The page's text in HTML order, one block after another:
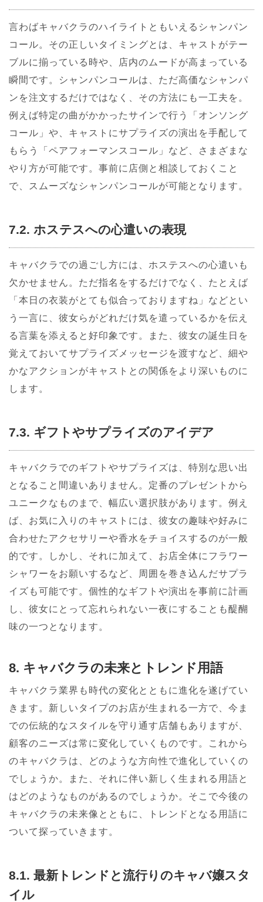
言わばキャバクラのハイライトともいえるシャンパン
コール。その正しいタイミングとは、キャストがテー
ブルに揃っている時や、店内のムードが高まっている
瞬間です。シャンパンコールは、ただ高価なシャンパ
ンを注文するだけではなく、その方法にも一工夫を。
例えば特定の曲がかかったサインで行う「オンソング
コール」や、キャストにサプライズの演出を手配して
もらう「ペアフォーマンスコール」など、さまざまな
やり方が可能です。事前に店側と相談しておくこと
で、スムーズなシャンパンコールが可能となります。
7.2. ホステスへの心遣いの表現
キャバクラでの過ごし方には、ホステスへの心遣いも
欠かせません。ただ指名をするだけでなく、たとえば
「本日の衣装がとても似合っておりますね」などとい
う一言に、彼女らがどれだけ気を遣っているかを伝え
る言葉を添えると好印象です。また、彼女の誕生日を
覚えておいてサプライズメッセージを渡すなど、細や
かなアクションがキャストとの関係をより深いものに
します。
7.3. ギフトやサプライズのアイデア
キャバクラでのギフトやサプライズは、特別な思い出
となること間違いありません。定番のプレゼントから
ユニークなものまで、幅広い選択肢があります。例え
ば、お気に入りのキャストには、彼女の趣味や好みに
合わせたアクセサリーや香水をチョイスするのが一般
的です。しかし、それに加えて、お店全体にフラワー
シャワーをお願いするなど、周囲を巻き込んだサプラ
イズも可能です。個性的なギフトや演出を事前に計画
し、彼女にとって忘れられない一夜にすることも醍醐
味の一つとなります。
8. キャバクラの未来とトレンド用語
キャバクラ業界も時代の変化とともに進化を遂げてい
きます。新しいタイプのお店が生まれる一方で、今ま
での伝統的なスタイルを守り通す店舗もありますが、
顧客のニーズは常に変化していくものです。これから
のキャバクラは、どのような方向性で進化していくの
でしょうか。また、それに伴い新しく生まれる用語と
はどのようなものがあるのでしょうか。そこで今後の
キャバクラの未来像とともに、トレンドとなる用語に
ついて探っていきます。
8.1. 最新トレンドと流行りのキャバ嬢スタ
イル